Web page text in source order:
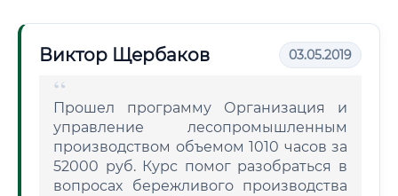
Виктор Щербаков 03.05.2019
Прошел программу Организация и
управление лесопромышленным
производством объемом 1010 часов за
52000 руб. Курс помог разобраться в
вопросах бережливого производства